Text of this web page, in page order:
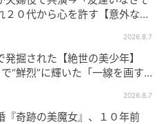
２０代から心を許す【意外な親
2026.8.7
発掘された【絶世の美少年】
で“鮮烈”に輝いた「一線を画す」
2026.8.7
『奇跡の美魔女』、１０年前